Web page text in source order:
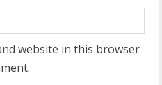
website in this browser